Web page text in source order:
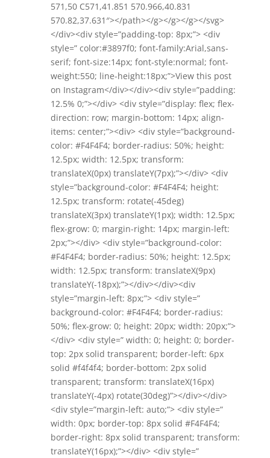
571,50 C571,41.851 570.966,40.831
570.82,37.631″></path></g></g></g></svg>
</div><div style=”padding-top: 8px;”> <div
style=” color:#3897f0; font-family:Arial,sans-
serif; font-size:14px; font-style:normal; font-
weight:550; line-height:18px;”>View this post
on Instagram</div></div><div style=”padding:
12.5% 0;”></div> <div style=”display: flex; flex-
direction: row; margin-bottom: 14px; align-
items: center;”><div> <div style=”background-
color: #F4F4F4; border-radius: 50%; height:
12.5px; width: 12.5px; transform:
translateX(0px) translateY(7px);”></div> <div
style=”background-color: #F4F4F4; height:
12.5px; transform: rotate(-45deg)
translateX(3px) translateY(1px); width: 12.5px;
flex-grow: 0; margin-right: 14px; margin-left:
2px;”></div> <div style=”background-color:
#F4F4F4; border-radius: 50%; height: 12.5px;
width: 12.5px; transform: translateX(9px)
translateY(-18px);”></div></div><div
style=”margin-left: 8px;”> <div style=”
background-color: #F4F4F4; border-radius:
50%; flex-grow: 0; height: 20px; width: 20px;”>
</div> <div style=” width: 0; height: 0; border-
top: 2px solid transparent; border-left: 6px
solid #f4f4f4; border-bottom: 2px solid
transparent; transform: translateX(16px)
translateY(-4px) rotate(30deg)”></div></div>
<div style=”margin-left: auto;”> <div style=”
width: 0px; border-top: 8px solid #F4F4F4;
border-right: 8px solid transparent; transform:
translateY(16px);”></div> <div style=”